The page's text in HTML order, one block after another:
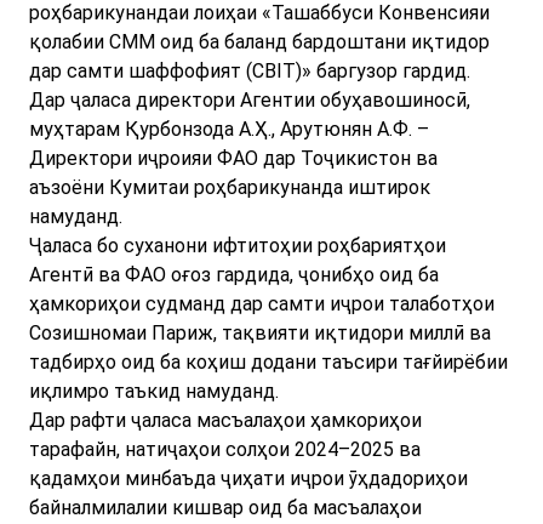
роҳбарикунандаи лоиҳаи «Ташаббуси Конвенсияи
қолабии СММ оид ба баланд бардоштани иқтидор
дар самти шаффофият (CBIT)» баргузор гардид.
Дар ҷаласа директори Агентии обуҳавошиносӣ,
муҳтарам Қурбонзода А.Ҳ., Арутюнян А.Ф. –
Директори иҷроияи ФАО дар Тоҷикистон ва
аъзоёни Кумитаи роҳбарикунанда иштирок
намуданд.
Ҷаласа бо суханони ифтитоҳии роҳбариятҳои
Агентӣ ва ФАО оғоз гардида, ҷонибҳо оид ба
ҳамкориҳои судманд дар самти иҷрои талаботҳои
Созишномаи Париж, тақвияти иқтидори миллӣ ва
тадбирҳо оид ба коҳиш додани таъсири тағйирёбии
иқлимро таъкид намуданд.
Дар рафти ҷаласа масъалаҳои ҳамкориҳои
тарафайн, натиҷаҳои солҳои 2024–2025 ва
қадамҳои минбаъда ҷиҳати иҷрои ӯҳдадориҳои
байналмилалии кишвар оид ба масъалаҳои